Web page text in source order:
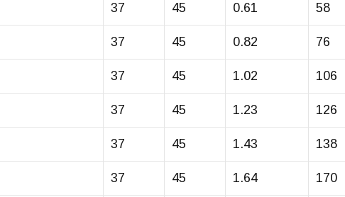
37 45 0.61 58
37 45 0.82 76
37 45 1.02 106
37 45 1.23 126
37 45 1.43 138
37 45 1.64 170